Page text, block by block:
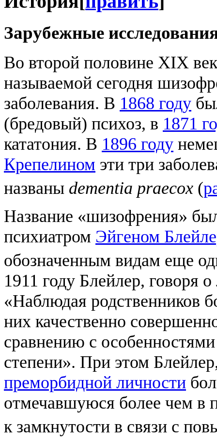
Зарубежные
Во второй половине XIX
называемой сегодня
заболевания. В 1868 году
(бредовый) психоз, в 1871
кататония. В 1896 году
Крепелином эти три
названы dementia praecox (
Название «шизофрения»
психиатром Эйгеном
обозначенным видам еще
1911 году Блейлер, говоря
«Наблюдая родственников
них качественно
сравнению с
степени». При этом
преморбидной личности
отмечавшуюся более чем в
к замкнутости в связи с